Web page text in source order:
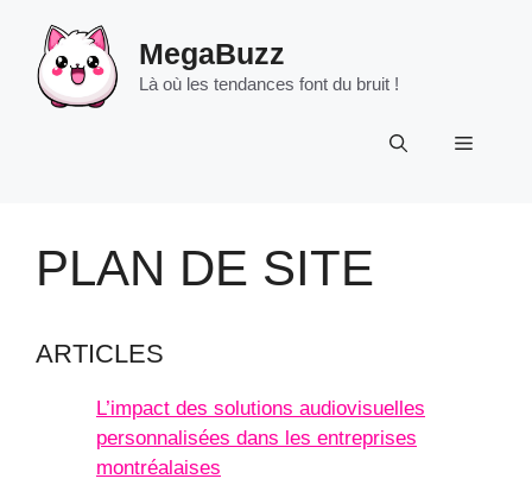
contenu
MegaBuzz
Là où les tendances font du bruit !
Menu
PLAN DE SITE
ARTICLES
L’impact des solutions audiovisuelles
personnalisées dans les entreprises
montréalaises